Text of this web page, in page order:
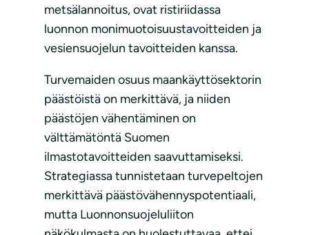
metsälannoitus, ovat ristiriidassa
luonnon monimuotoisuustavoitteiden ja
vesiensuojelun tavoitteiden kanssa.
Turvemaiden osuus maankäyttösektorin
päästöistä on merkittävä, ja niiden
päästöjen vähentäminen on
välttämätöntä Suomen
ilmastotavoitteiden saavuttamiseksi.
Strategiassa tunnistetaan turvepeltojen
merkittävä päästövähennyspotentiaali,
mutta Luonnonsuojeluliiton